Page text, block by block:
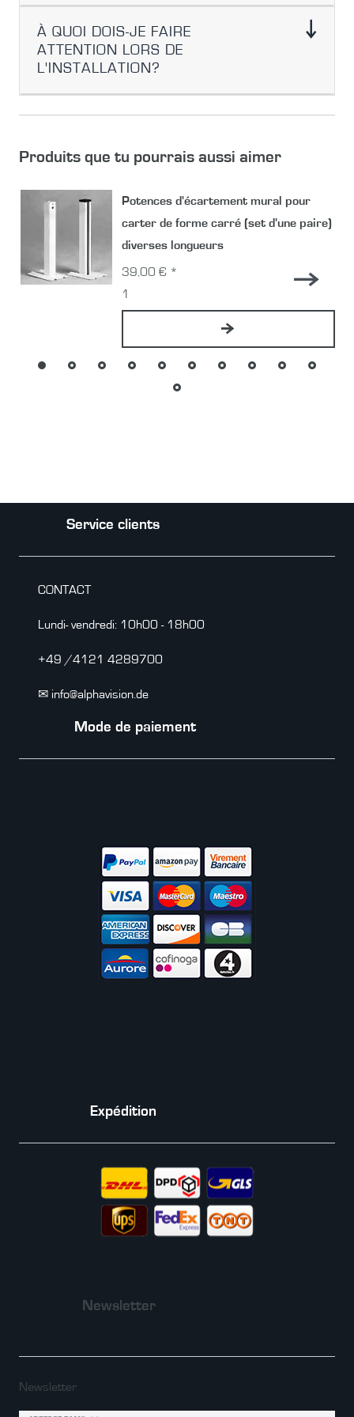
À QUOI DOIS-JE FAIRE
ATTENTION LORS DE
L'INSTALLATION?
Produits que tu pourrais aussi aimer
Potences d'écartement mural pour
carter de forme carré (set d'une paire)
diverses longueurs
39,00 € *
1
Service clients
CONTACT
Lundi- vendredi: 10h00 - 18h00
+49 /4121 4289700
✉ info@alphavision.de
Mode de paiement
Expédition
Newsletter
Newsletter